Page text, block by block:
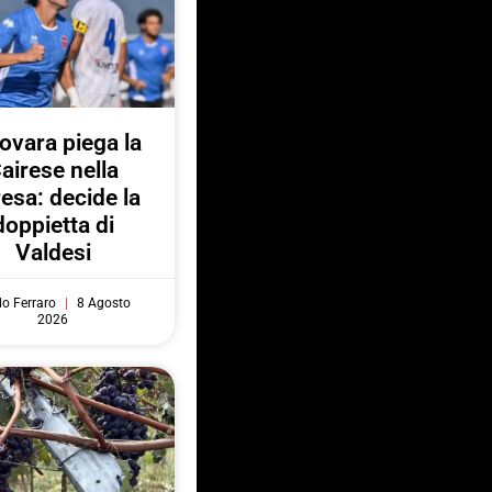
piega la
nella
decide la
di
Valdesi
Ferraro
8 Agosto
2026